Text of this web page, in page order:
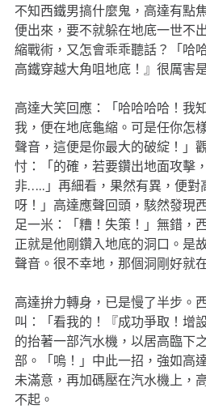
不知西鐵男搞什麼鬼，高達有點
便出來，要不就躲在地底一世不
縮戰術，又怎會乖乖聽話？「哈
高鐵穿越大角咀地底！』很厲害是
高達大笑回應：「哈哈哈哈！我
我，便在地底龜縮。可是任你怎
聲音，這便是你最大的破綻！」
忖：「的確，若要鑽出地面攻擊
非…..」再細看，果然有異，便對
呀！」高達應聲回頭，駭然發現
足一米：「糟！失策！」無錯，
正就是他剛鑽入地底的洞口。是
聲音。很不幸地，那個洞剛好就
高達拚力轉身，已是慢了半步。
叫：「看我的！『成功爭取！增
的抬著一部汽水機，以居高臨下
部。「嗚！」中此一招，強如高
未滿意，再加碼壓在汽水機上，
不起。